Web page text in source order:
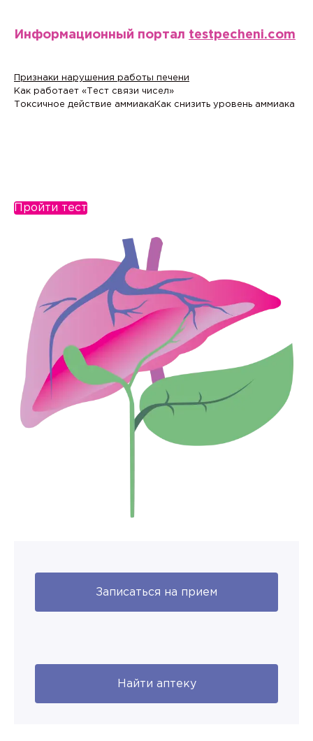
Информационный портал testpecheni.com
Признаки нарушения работы печени
Как работает «Тест связи чисел»
Токсичное действие аммиака Как снизить уровень аммиака
Пройти тест
Записаться на прием
Найти аптеку